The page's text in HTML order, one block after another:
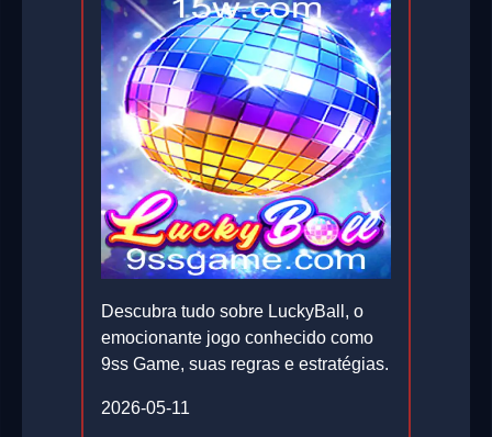
Descubra tudo sobre LuckyBall, o
emocionante jogo conhecido como
9ss Game, suas regras e estratégias.
2026-05-11